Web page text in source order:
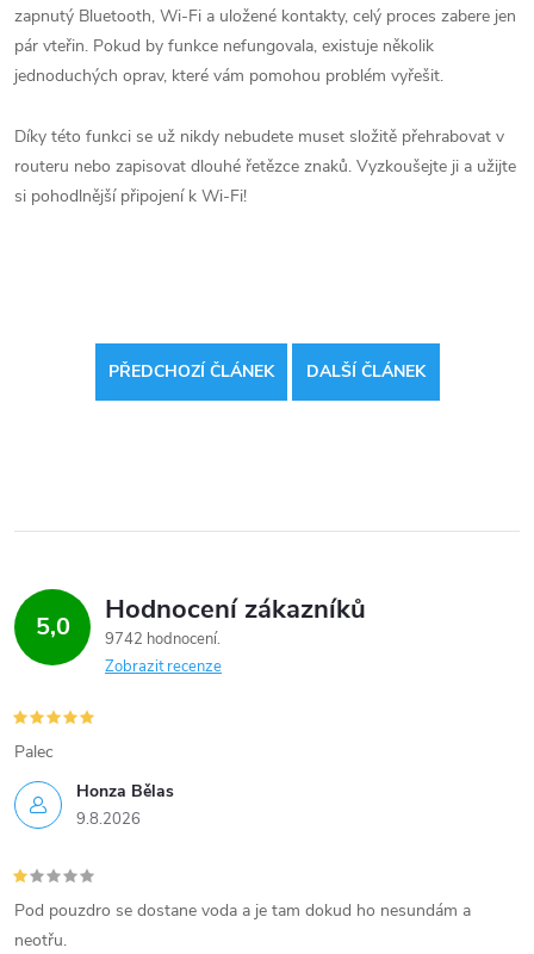
zapnutý Bluetooth, Wi-Fi a uložené kontakty, celý proces zabere jen
pár vteřin. Pokud by funkce nefungovala, existuje několik
jednoduchých oprav, které vám pomohou problém vyřešit.
Díky této funkci se už nikdy nebudete muset složitě přehrabovat v
routeru nebo zapisovat dlouhé řetězce znaků. Vyzkoušejte ji a užijte
si pohodlnější připojení k Wi-Fi!
PŘEDCHOZÍ ČLÁNEK DALŠÍ ČLÁNEK
5,0 Hodnocení zákazníků
9742 hodnocení
Zobrazit recenze
Honza Bělas
9.8.2026
Palec
Pod pouzdro se dostane voda a je tam dokud ho nesundám a
neotřu.